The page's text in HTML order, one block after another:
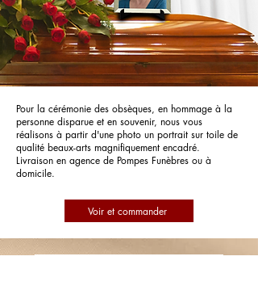
Pour la cérémonie des obsèques, en hommage à la
personne disparue et en souvenir, nous vous
réalisons à partir d'une photo un portrait sur toile de
qualité beaux-arts magnifiquement encadré.
Livraison en agence de Pompes Funèbres ou à
domicile.
Voir et commander